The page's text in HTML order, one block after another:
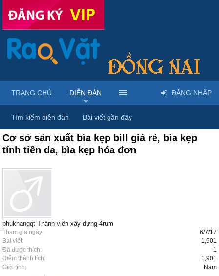
Diễn đàn ... Rao vặt tổng hợp - Uy tín - Miễn phí
Cơ sở sản xuất bìa kẹp bill giá rẻ, bìa kẹp
tính tiền da, bìa kẹp hóa đơn
phukhangqt Thành viên xây dựng 4rum
Tham gia ngày:
6/7/17
Bài viết:
1,901
Đã được thích:
1
Điểm thành tích:
1,901
Giới tính:
Nam
TRANG CHỦ DIỄN ĐÀN
Tìm kiếm diễn đàn Bài viết gần đây
ĐĂNG NHẬP